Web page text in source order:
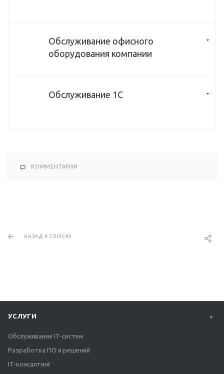
Обслуживание офисного
оборудования компании
Обслуживание 1С
КОММЕНТАРИИ
НАЗАД К СПИСКУ
УСЛУГИ
Обслуживание IT-систем
Разработка ПО и решений
IT-консалтинг